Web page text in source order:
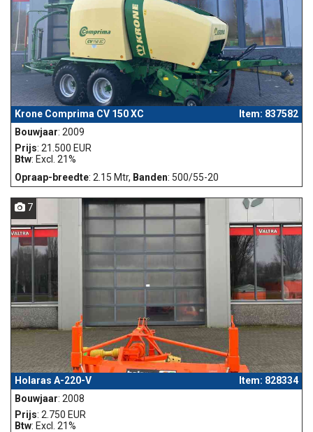
Krone Comprima CV 150 XC
Item: 837582
Bouwjaar: 2009
Prijs: 21.500 EUR
Btw: Excl. 21%
Opraap-breedte: 2.15 Mtr, Banden: 500/55-20
7
Holaras A-220-V
Item: 828334
Bouwjaar: 2008
Prijs: 2.750 EUR
Btw: Excl. 21%